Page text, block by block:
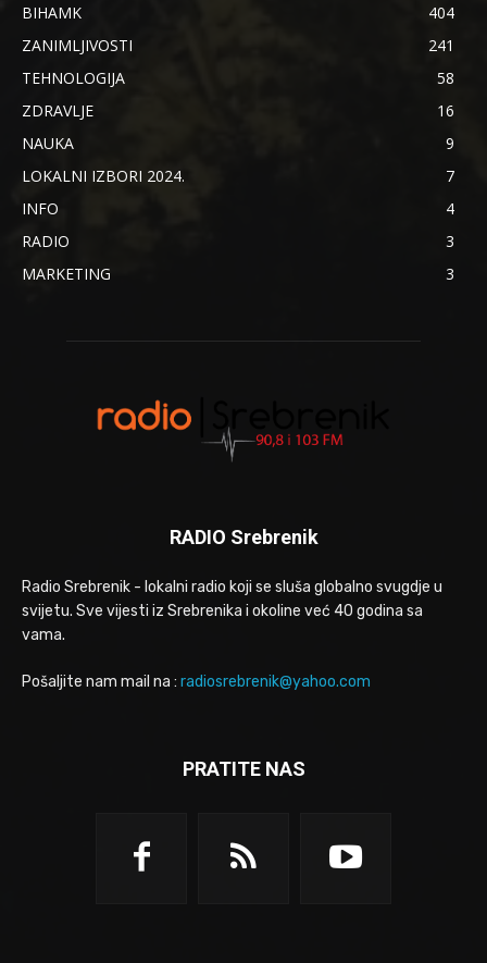
BIHAMK
404
ZANIMLJIVOSTI
241
TEHNOLOGIJA
58
ZDRAVLJE
16
NAUKA
9
LOKALNI IZBORI 2024.
7
INFO
4
RADIO
3
MARKETING
3
RADIO Srebrenik
Radio Srebrenik - lokalni radio koji se sluša globalno svugdje u
svijetu. Sve vijesti iz Srebrenika i okoline već 40 godina sa
vama.
Pošaljite nam mail na : radiosrebrenik@yahoo.com
PRATITE NAS